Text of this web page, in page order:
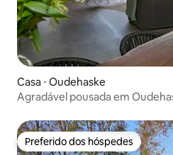
Casa ⋅ Oudehaske
Agradável pousada em
Preferido dos hóspedes
Preferido dos hóspedes